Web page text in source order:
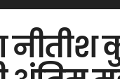
नीतीश